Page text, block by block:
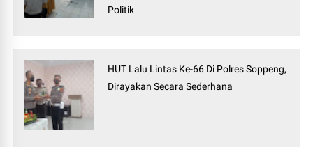
Politik
HUT Lalu Lintas Ke-66 Di Polres Soppeng,
Dirayakan Secara Sederhana